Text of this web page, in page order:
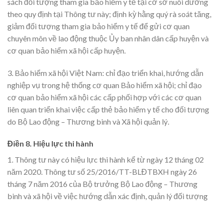
theo quy định tại Thông tư này; định kỳ hằng quý rà soát tăng,
giảm đối tượng tham gia bảo hiểm y tế để gửi cơ quan
chuyên môn về lao động thuộc Ủy ban nhân dân cấp huyện và
cơ quan bảo hiểm xã hội cấp huyện.
3. Bảo hiểm xã hội Việt Nam: chỉ đạo triển khai, hướng dẫn
nghiệp vụ trong hệ thống cơ quan Bảo hiểm xã hội; chỉ đạo
cơ quan bảo hiểm xã hội các cấp phối hợp với các cơ quan
liên quan triển khai việc cấp thẻ bảo hiểm y tế cho đối tượng
do Bộ Lao động – Thương binh và Xã hội quản lý.
Điền 8. Hiệu lực thi hành
1. Thông tư này có hiệu lực thi hành kể từ ngày 12 tháng 02
năm 2020. Thông tư số 25/2016/TT-BLĐTBXH ngày 26
tháng 7 năm 2016 của Bộ trưởng Bộ Lao động – Thương
binh và xã hội về việc hướng dẫn xác định, quản lý đối tượng